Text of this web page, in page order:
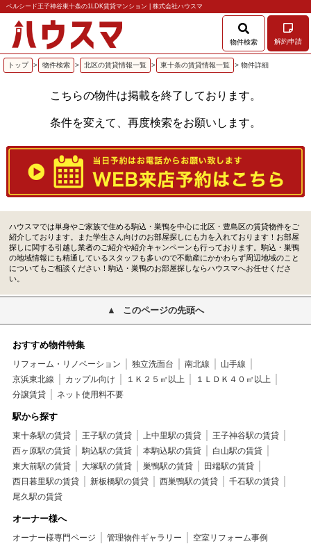
ベルシード王子神谷東十条の1LDK賃貸マンション | 株式会社ハウスマ
物件検索 解約申請
トップ > 物件検索 > 北区の賃貸情報一覧 > 東十条の賃貸情報一覧 > 物件詳細
こちらの物件は掲載を終了しております。
条件を変えて、再度検索をお願いします。
ハウスマでは単身やご家族で住める駒込・巣鴨を中心に北区・豊島区の賃貸物件をご
紹介しております。また学生さん向けのお部屋探しにも力を入れております！お部屋
探しに関する引越し業者のご紹介や紹介キャンペーンも行っております。駒込・巣鴨
の地域情報にも精通しているスタッフも多いので不動産にかかわらず周辺地域のこと
についてもご相談ください！駒込・巣鴨のお部屋探しならハウスマへお任せくださ
い。
このページの先頭へ
おすすめ物件特集
リフォーム・リノベーション 独立洗面台 南北線
山手線
京浜東北線
カップル向け １Ｋ２５㎡以上
１ＬＤＫ４０㎡以上
分譲賃貸
ネット使用料不要
駅から探す
東十条駅の賃貸 王子駅の賃貸 上中里駅の賃貸
王子神谷駅の賃貸
西ヶ原駅の賃貸
駒込駅の賃貸 本駒込駅の賃貸
白山駅の賃貸
東大前駅の賃貸
大塚駅の賃貸 巣鴨駅の賃貸
田端駅の賃貸
西日暮里駅の賃貸
新板橋駅の賃貸 西巣鴨駅の賃貸
千石駅の賃貸
尾久駅の賃貸
オーナー様へ
オーナー様専門ページ 管理物件ギャラリー 空室リフォーム事例